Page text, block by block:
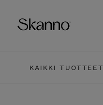
KAIKKI TUOTTEET